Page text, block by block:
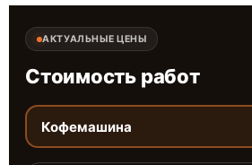
АКТУАЛЬНЫЕ ЦЕНЫ
Стоимость работ
Кофемашина